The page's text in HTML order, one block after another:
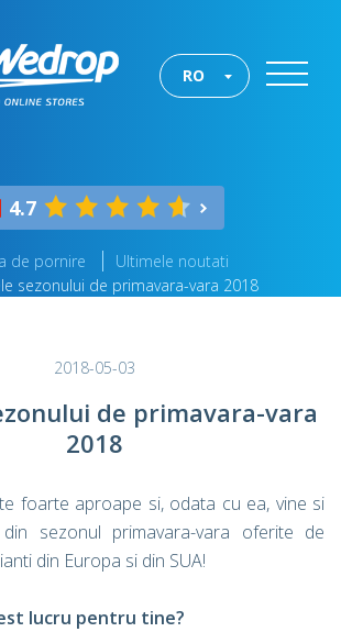
RO
4.7
de pornire
Ultimele noutati
sezonului de primavara-vara 2018
2018-05-03
de primavara-vara
2018
foarte aproape si, odata cu ea, vine si
sezonul primavara-vara oferite de
din Europa si din SUA!
lucru pentru tine?